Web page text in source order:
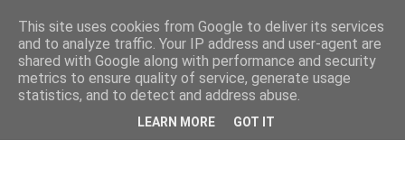
This site uses cookies from Google to deliver its services
and to analyze traffic. Your IP address and user-agent are
shared with Google along with performance and security
metrics to ensure quality of service, generate usage
statistics, and to detect and address abuse.
LEARN MORE GOT IT